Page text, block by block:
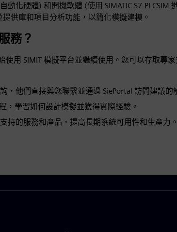
動化硬體) 和開機軟體 (使用 SIMATIC S7-PLCSIM
供庫和項目分析功能，以簡化模擬建模。
務？
使用 SIMIT 模擬平台並繼續使用。您可以存取專
，他們直接與您聯繫並通過 SiePortal 訪問建議的
，學習如何設計模擬並獲得實際經驗。
持的服務和產品，提高長期系統可用性和生產力。